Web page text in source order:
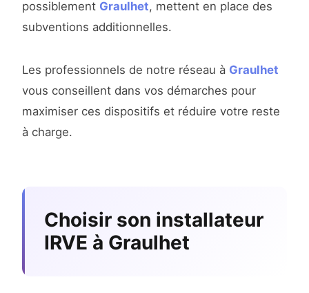
possiblement Graulhet, mettent en place des
subventions additionnelles.
Les professionnels de notre réseau à Graulhet
vous conseillent dans vos démarches pour
maximiser ces dispositifs et réduire votre reste
à charge.
Choisir son installateur
IRVE à Graulhet